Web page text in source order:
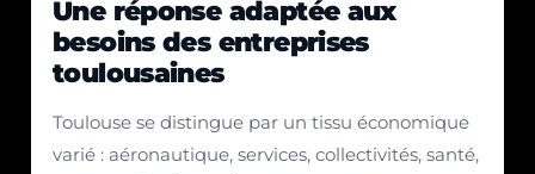
Une réponse adaptée aux
besoins des entreprises
toulousaines
Toulouse se distingue par un tissu économique
varié : aéronautique, services, collectivités, santé,